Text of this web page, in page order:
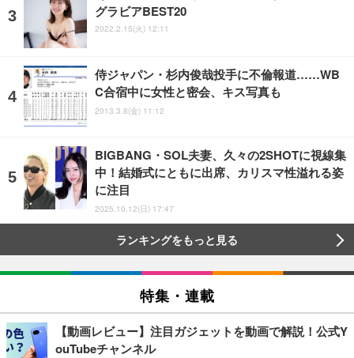
グラビアBEST20
2022.2.15(火) 12:11
侍ジャパン・杉内俊哉投手に不倫報道……WB
C合宿中に女性と密会、キス写真も
2013.3.8(金) 11:12
BIGBANG・SOL夫妻、久々の2SHOTに視線集
中！結婚式にともに出席、カリスマ性溢れる姿
に注目
2025.10.12(日) 17:47
ランキングをもっと見る
特集・連載
【動画レビュー】注目ガジェットを動画で解説！公式Y
ouTubeチャンネル